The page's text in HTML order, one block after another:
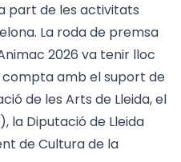
part de les activitats
La roda de premsa
2026 va tenir lloc
compta amb el suport de
de les Arts de Lleida, el
la Diputació de Lleida
de Cultura de la